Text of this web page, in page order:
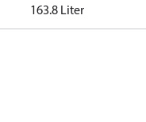
163.8 Liter